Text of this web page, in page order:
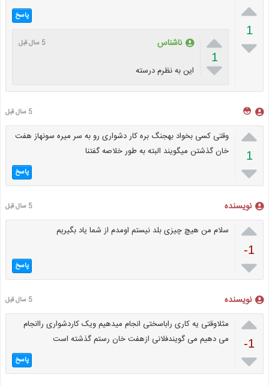

1

پاسخ

1

ناشناس 5 سال قبل
این به نظرم درسته
😳 5 سال قبل

1

وقتی کسی بخواد بهجنگ بره کار دشواری رو به سر میره سونهاز هفت
خان گذشتن میگویند البته به طور خلاصه گفتنا
پاسخ
نویسنده 5 سال قبل

-1

سلام من هیچ چیزی بلد نیستم اومدم از شما یاد بگیریم
پاسخ
نویسنده 5 سال قبل

-1

مثلاوقتی یه کاری راباسختی انجام میدهیم ویک کاردشواری راانجام
می دهیم می گویندفلانی ازهفت خان رستم گذشته است
پاسخ